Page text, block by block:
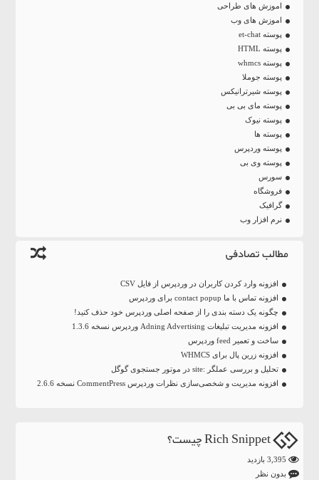
اموزش های طراحی
اموزش های وب
پوسته et-chat
پوسته HTML
پوسته whmcs
پوسته جوملا
پوسته شیرترانیکس
پوسته مای بی بی
پوسته نیوک
پوسته ها
پوسته وردپرس
پوسته وی بی
سورس
فروشگاه
گرافیک
نرم افزار وب
مطالب تصادفی
افزونه وارد کردن کاربران در وردپرس از فایل CSV
افزونه تماس با ما contact popup برای وردپرس
چگونه یک دسته بندی را از صفحه اصلی وردپرس خود حذف کنید!
افزونه مدیریت تبلیغات Adning Advertising وردپرس نسخه 1.3.6
ساخت و تعمیر feed وردپرس
افزونه زرین پال برای WHMCS
تحلیل و بررسی عملگر :site در موتور جستجوی گوگل
افزونه مدیریت و شخصی‌سازی نظرات وردپرس CommentPress نسخه 2.6.6
Rich Snippet چیست؟
بدون نظر